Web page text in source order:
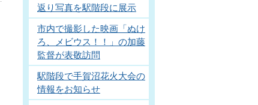
返り写真を駅階段に展示
市内で撮影した映画「ぬけ
ろ、メビウス！！」の加藤
監督が表敬訪問
駅階段で手賀沼花火大会の
情報をお知らせ